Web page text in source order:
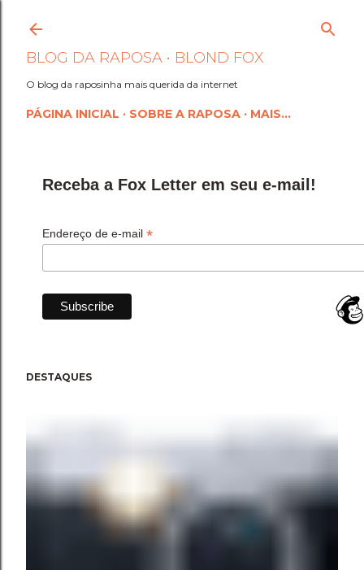
Pular para o conteúdo
BLOG DA RAPOSA • BLOND FOX
O blog da raposinha mais querida da internet
PÁGINA INICIAL SOBRE A RAPOSA MAIS…
Receba a Fox Letter em seu e-mail!
Endereço de e-mail *
DESTAQUES